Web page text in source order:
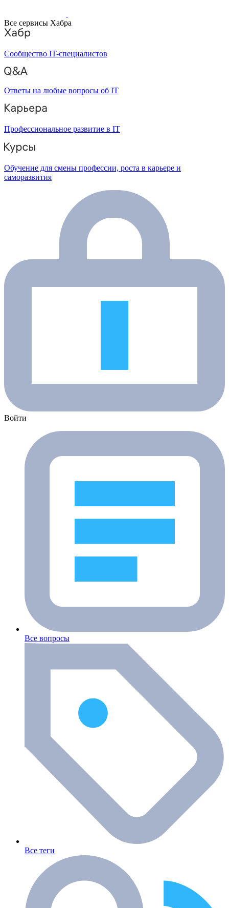
Все сервисы Хабра
Сообщество IT-специалистов
Ответы на любые вопросы об IT
Профессиональное развитие в IT
Обучение для смены профессии, роста в карьере и
саморазвития
Войти
Все вопросы
Все теги